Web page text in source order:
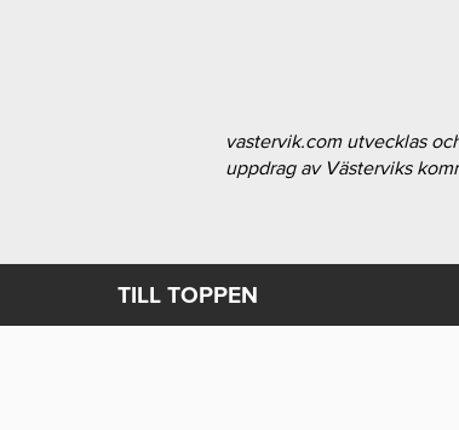
vastervik.com utvecklas
uppdrag av Västerviks
TILL TOPPEN